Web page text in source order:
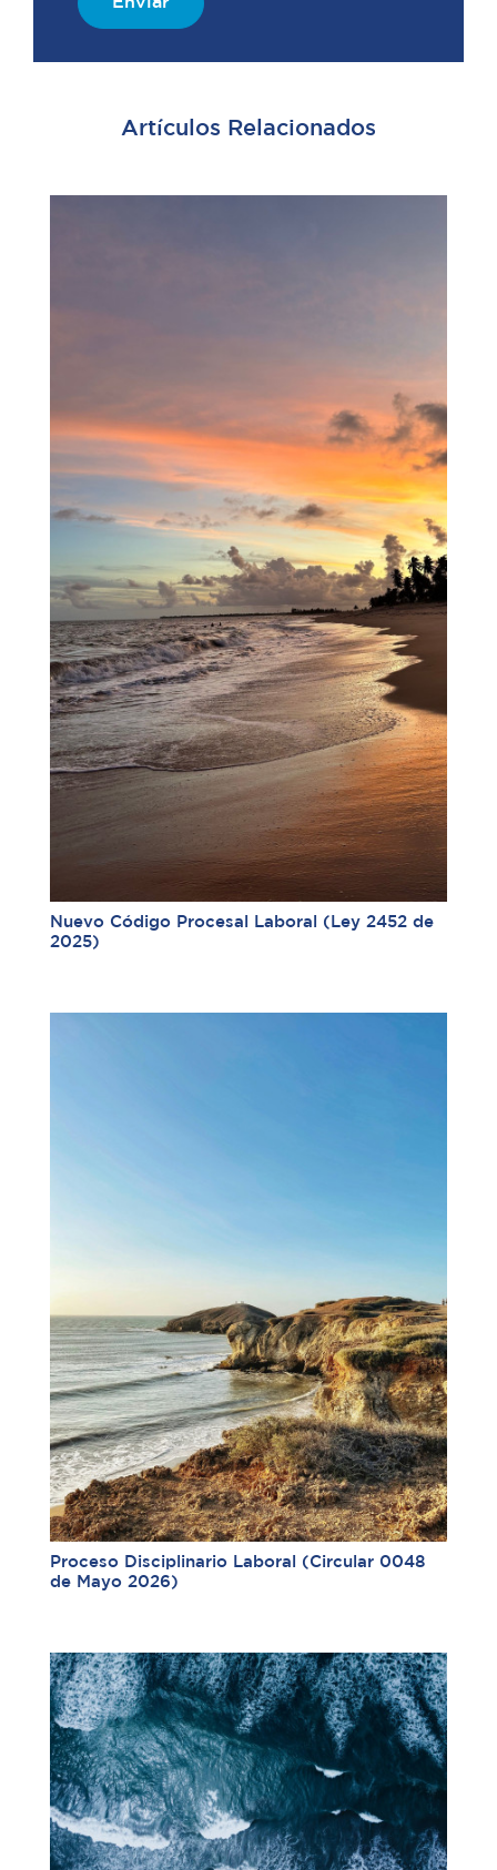
Artículos Relacionados
Nuevo Código Procesal Laboral (Ley 2452 de
2025)
Proceso Disciplinario Laboral (Circular 0048
de Mayo 2026)